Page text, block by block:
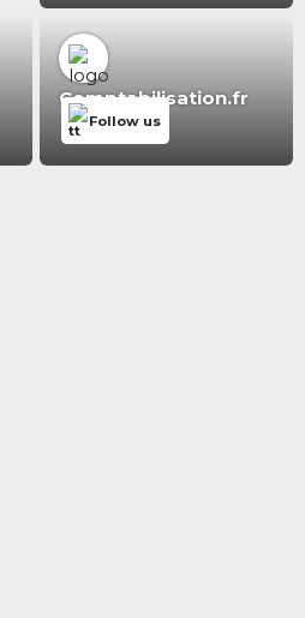
Comptabilisation.fr
Follow us